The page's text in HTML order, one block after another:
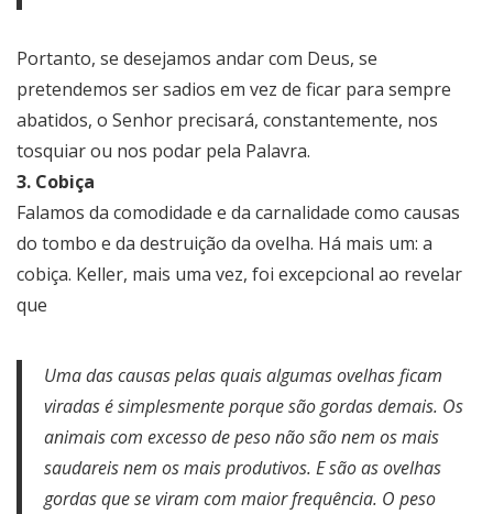
Portanto, se desejamos andar com Deus, se
pretendemos ser sadios em vez de ficar para sempre
abatidos, o Senhor precisará, constantemente, nos
tosquiar ou nos podar pela Palavra.
3. Cobiça
Falamos da comodidade e da carnalidade como causas
do tombo e da destruição da ovelha. Há mais um: a
cobiça. Keller, mais uma vez, foi excepcional ao revelar
que
Uma das causas pelas quais algumas ovelhas ficam
viradas é simplesmente porque são gordas demais. Os
animais com excesso de peso não são nem os mais
saudareis nem os mais produtivos. E são as ovelhas
gordas que se viram com maior frequência. O peso